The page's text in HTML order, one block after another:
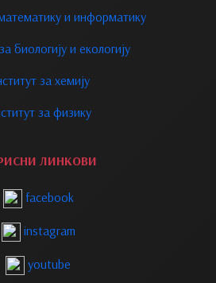
и информатику
биологију и екологију
за хемију
за физику
ЛИНКОВИ
facebook
instagram
youtube